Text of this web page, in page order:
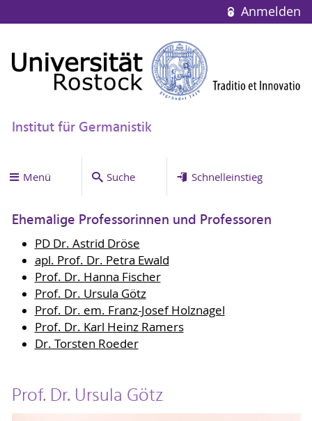
Anmelden
Institut für Germanistik
Menü Suche Schnelleinstieg
Ehemalige Professorinnen und Professoren
PD Dr. Astrid Dröse
apl. Prof. Dr. Petra Ewald
Prof. Dr. Hanna Fischer
Prof. Dr. Ursula Götz
Prof. Dr. em. Franz-Josef Holznagel
Prof. Dr. Karl Heinz Ramers
Dr. Torsten Roeder
Prof. Dr. Ursula Götz